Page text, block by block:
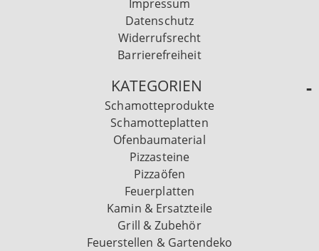
Impressum
Datenschutz
Widerrufsrecht
Barrierefreiheit
KATEGORIEN
Schamotteprodukte
Schamotteplatten
Ofenbaumaterial
Pizzasteine
Pizzaöfen
Feuerplatten
Kamin & Ersatzteile
Grill & Zubehör
Feuerstellen & Gartendeko